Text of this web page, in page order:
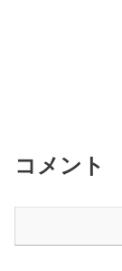
コメント